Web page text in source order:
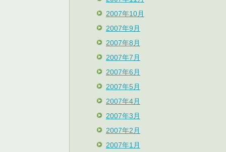
2007年10月
2007年9月
2007年8月
2007年7月
2007年6月
2007年5月
2007年4月
2007年3月
2007年2月
2007年1月